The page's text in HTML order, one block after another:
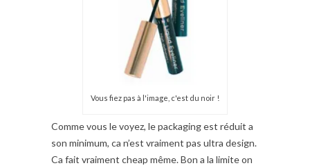
Vous fiez pas à l'image, c'est du noir !
Comme vous le voyez, le packaging est réduit a
son minimum, ca n’est vraiment pas ultra design.
Ca fait vraiment cheap même. Bon a la limite on